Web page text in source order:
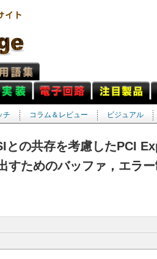
チ コラム＆レビュー ビジュアル
との共存を考慮したPCI
ためのバッファ，エラー